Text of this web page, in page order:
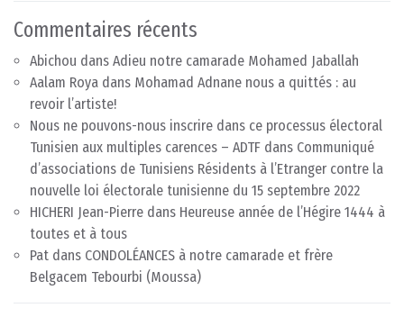
Commentaires récents
Abichou dans Adieu notre camarade Mohamed Jaballah
Aalam Roya dans Mohamad Adnane nous a quittés : au
revoir l’artiste!
Nous ne pouvons-nous inscrire dans ce processus électoral
Tunisien aux multiples carences – ADTF dans Communiqué
d’associations de Tunisiens Résidents à l’Etranger contre la
nouvelle loi électorale tunisienne du 15 septembre 2022
HICHERI Jean-Pierre dans Heureuse année de l’Hégire 1444 à
toutes et à tous
Pat dans CONDOLÉANCES à notre camarade et frère
Belgacem Tebourbi (Moussa)